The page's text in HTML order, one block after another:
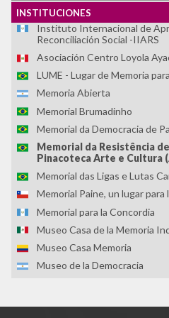
INSTITUCIONES
Fundación Zelmar Michelini
Instituto Internacional de
Reconciliación Social -IIARS
Asociación Centro Loyola
LUME - Lugar de Memoria
Memoria Abierta
Memorial Brumadinho
Memorial da Democracia de
Memorial da Resistência
Pinacoteca Arte e Cultura
Memorial das Ligas e Lutas
Memorial Paine, un lugar para
Memorial para la Concordia
Museo Casa de la Memoria
Museo Casa Memoria
Museo de la Democracia